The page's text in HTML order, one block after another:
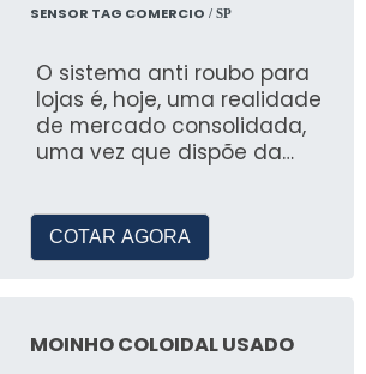
SENSOR TAG COMERCIO / SP
O sistema anti roubo para
lojas é, hoje, uma realidade
de mercado consolidada,
uma vez que dispõe da
faz
COTAR AGORA
MOINHO COLOIDAL USADO